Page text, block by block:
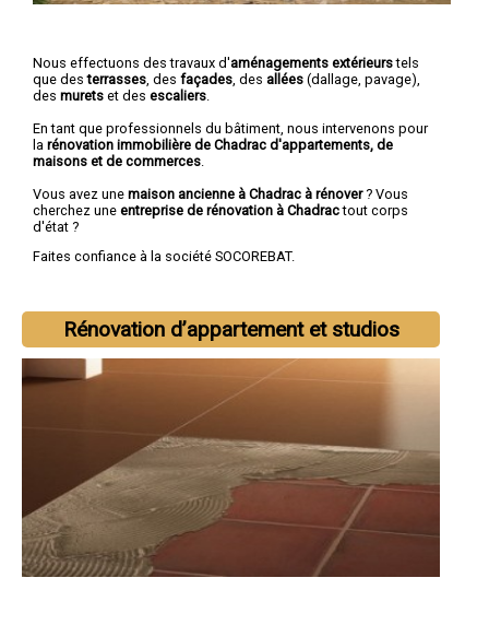
Nous effectuons des travaux d'aménagements extérieurstels
que desterrasses , des façades , des allées (dallage, pavage),
des murets et des escaliers
En tant que professionnels du bâtiment, nous intervenons pour
la rénovation immobilière de Chadrac d'appartements, de
maisons et de commerces
Vous avez une maison ancienne à Chadrac à rénover? Vous
cherchez une entreprise de rénovation à Chadractout corps
d'état ?
Faites confiance à la société SOCOREBAT.
Rénovation d’appartement et studios